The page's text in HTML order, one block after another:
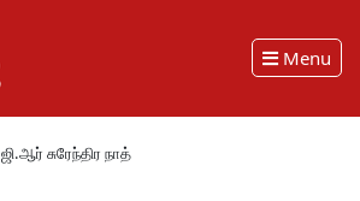
Menu
ஜி.ஆர் சுரேந்திர நாத்